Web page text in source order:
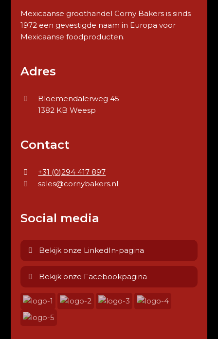
Mexicaanse groothandel Corny Bakers is sinds
1972 een gevestigde naam in Europa voor
Mexicaanse foodproducten.
Adres
Bloemendalerweg 45
1382 KB Weesp
Contact
+31 (0)294 417 897
sales@cornybakers.nl
Social media
Bekijk onze LinkedIn-pagina
Bekijk onze Facebookpagina